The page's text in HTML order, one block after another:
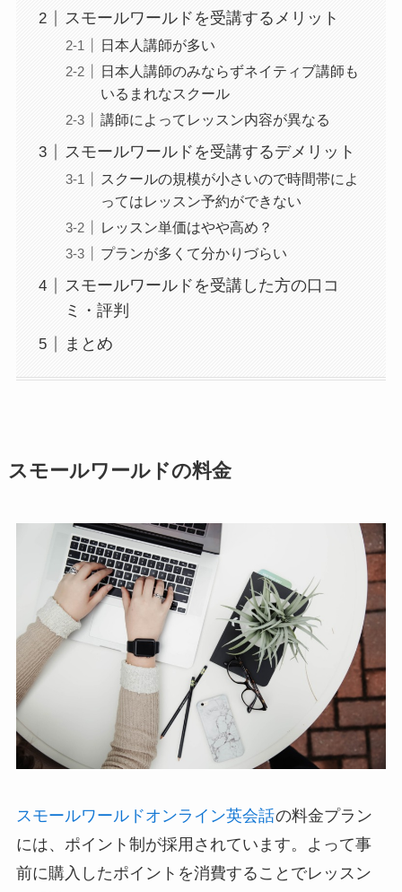
スモールワールドを受講するメリット
日本人講師が多い
日本人講師のみならずネイティブ講師も
いるまれなスクール
講師によってレッスン内容が異なる
スモールワールドを受講するデメリット
スクールの規模が小さいので時間帯によ
ってはレッスン予約ができない
レッスン単価はやや高め？
プランが多くて分かりづらい
スモールワールドを受講した方の口コ
ミ・評判
まとめ
スモールワールドの料金
スモールワールドオンライン英会話の料金プラン
には、ポイント制が採用されています。よって事
前に購入したポイントを消費することでレッスン